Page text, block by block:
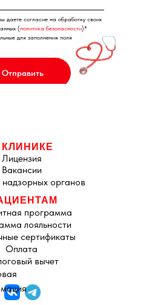
Отправить
даете согласие на обработку своих
(политика безопасности)*
для заполнения поля
Лицензия
Вакансии
органов
программа
лояльности
вычет
Оплата
сертификаты